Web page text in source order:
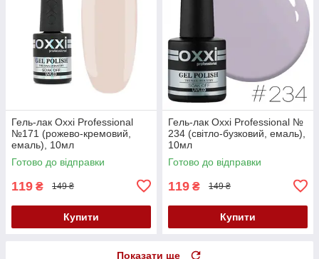
Гель-лак Oxxi Professional
№171 (рожево-кремовий,
емаль), 10мл
Готово до відправки
119 ₴ 149 ₴
Купити
Гель-лак Oxxi Professional №
234 (світло-бузковий, емаль),
10мл
Готово до відправки
119 ₴ 149 ₴
Купити
Показати ще